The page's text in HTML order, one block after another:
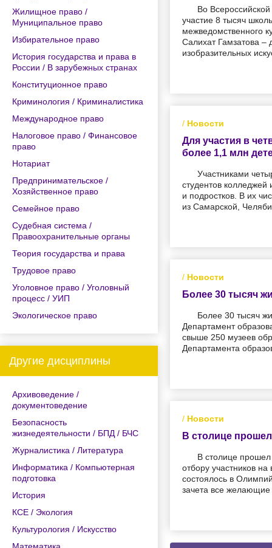
Жилищное право /
Муниципальное право
Избирательное право
История государства и права в
России / В зарубежных странах
Конституционное право
Криминология / Криминалистика
Международное право
Налоговое право / Финансовое
право
Нотариат
Предпринимательское /
Хозяйственное право
Семейное право
Судебная система /
Правоохранительные органы
Теория государства и права
Трудовое право
Уголовное право / Уголовный
процесс / УИП
Экологическое право
Другие дисциплины
Архивоведение /
документоведение
Безопасность
жизнедеятельности / БПД / БЧС
Журналистика / Литература
Информатика / Компьютерная
подготовка
История
КСЕ / Экология
Культурология / Искусство
Во
участие 8 тысяч
межведомственного
Салихат Гамзатова –
изобразительных
/ Новости
Для участия в
более 1,1 млн
Участниками
студентов колледжей
и подростков. В их
из Самарской,
/ Новости
Более 30 тысяч
Более 30 тысяч
Департамент
свыше 250 музеев
Департамента
/ Новости
В столице
В столице прошел
отбору участников
состоялось в
зачета все желающие